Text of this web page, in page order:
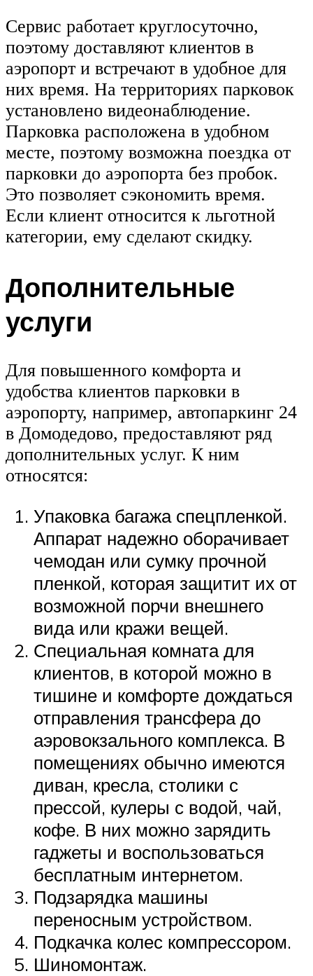
Сервис работает круглосуточно,
поэтому доставляют клиентов в
аэропорт и встречают в удобное для
них время. На территориях парковок
установлено видеонаблюдение.
Парковка расположена в удобном
месте, поэтому возможна поездка от
парковки до аэропорта без пробок.
Это позволяет сэкономить время.
Если клиент относится к льготной
категории, ему сделают скидку.
Дополнительные
услуги
Для повышенного комфорта и
удобства клиентов парковки в
аэропорту, например, автопаркинг 24
в Домодедово, предоставляют ряд
дополнительных услуг. К ним
относятся:
Упаковка багажа спецпленкой.
Аппарат надежно оборачивает
чемодан или сумку прочной
пленкой, которая защитит их от
возможной порчи внешнего
вида или кражи вещей.
Специальная комната для
клиентов, в которой можно в
тишине и комфорте дождаться
отправления трансфера до
аэровокзального комплекса. В
помещениях обычно имеются
диван, кресла, столики с
прессой, кулеры с водой, чай,
кофе. В них можно зарядить
гаджеты и воспользоваться
бесплатным интернетом.
Подзарядка машины
переносным устройством.
Подкачка колес компрессором.
Шиномонтаж.